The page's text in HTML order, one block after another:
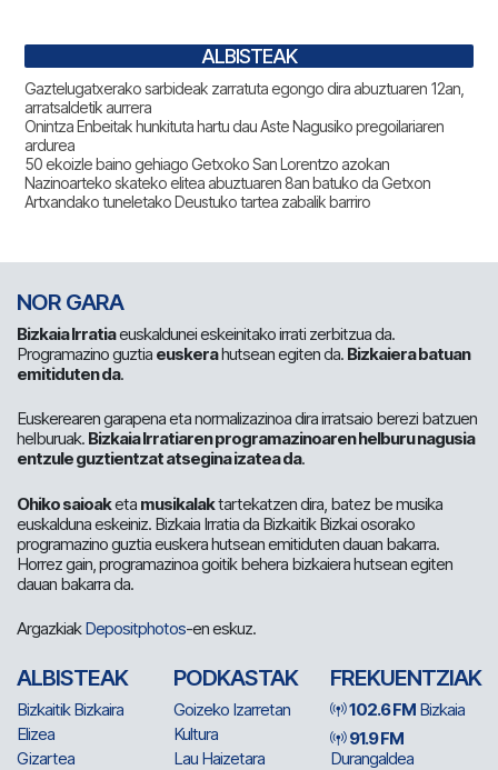
ALBISTEAK
Gaztelugatxerako sarbideak zarratuta egongo dira abuztuaren 12an,
arratsaldetik aurrera
Onintza Enbeitak hunkituta hartu dau Aste Nagusiko pregoilariaren
ardurea
50 ekoizle baino gehiago Getxoko San Lorentzo azokan
Nazinoarteko skateko elitea abuztuaren 8an batuko da Getxon
Artxandako tuneletako Deustuko tartea zabalik barriro
NOR GARA
Bizkaia Irratiaeuskaldunei eskeinitako irrati zerbitzua da.
Programazino guztia euskerahutsean egiten da. Bizkaiera batuan
emitiduten da.
Euskerearen garapena eta normalizazinoa dira irratsaio berezi batzuen
helburuak. Bizkaia Irratiaren programazinoaren helburu nagusia
entzule guztientzat atsegina izatea da.
Ohiko saioaketa musikalaktartekatzen dira, batez be musika
euskalduna eskeiniz. Bizkaia Irratia da Bizkaitik Bizkai osorako
programazino guztia euskera hutsean emitiduten dauan bakarra.
Horrez gain, programazinoa goitik behera bizkaiera hutsean egiten
dauan bakarra da.
ArgazkiakDepositphotos-en eskuz.
ALBISTEAK
Bizkaitik Bizkaira
Elizea
Gizartea
PODKASTAK
Goizeko Izarretan
Kultura
Lau Haizetara
FREKUENTZIAK
102.6 FM Bizkaia
91.9 FM
Durangaldea